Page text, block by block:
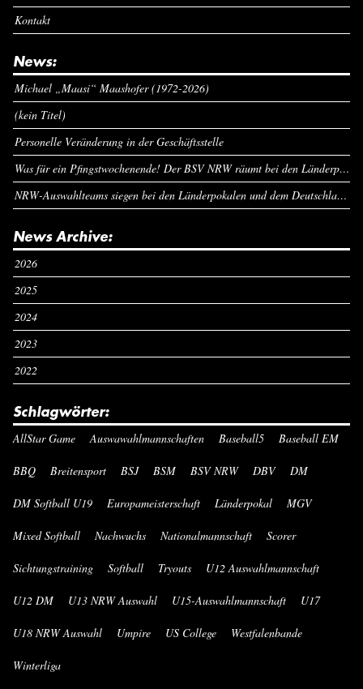
Kontakt
News:
Michael „Maasi“ Maashofer (1972-2026)
(kein Titel)
Personelle Veränderung in der Geschäftsstelle
Was für ein Pfingstwochenende! Der BSV NRW räumt bei den Länderpokalen ab
NRW-Auswahlteams siegen bei den Länderpokalen und dem Deutschlandcup an Pfingsten
News Archive:
2026
2025
2024
2023
2022
Schlagwörter:
AllStar Game Auswawahlmannschaften Baseball5 Baseball EM
BBQ Breitensport BSJ BSM BSV NRW DBV DM
DM Softball U19 Europameisterschaft Länderpokal MGV
Mixed Softball Nachwuchs Nationalmannschaft Scorer
Sichtungstraining Softball Tryouts U12 Auswahlmannschaft
U12 DM U13 NRW Auswahl U15-Auswahlmannschaft U17
U18 NRW Auswahl Umpire US College Westfalenbande
Winterliga